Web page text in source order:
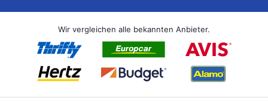
Wir vergleichen alle bekannten Anbieter.